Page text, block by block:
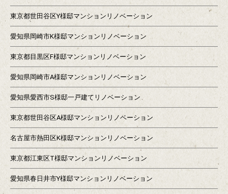
東京都世田谷区Y様邸マンションリノベーション
愛知県岡崎市K様邸マンションリノベーション
東京都目黒区F様邸マンションリノベーション
愛知県岡崎市A様邸マンションリノベーション
愛知県愛西市S様邸一戸建てリノベーション
東京都世田谷区A様邸マンションリノベーション
名古屋市熱田区K様邸マンションリノベーション
東京都江東区T様邸マンションリノベーション
愛知県春日井市Y様邸マンションリノベーション